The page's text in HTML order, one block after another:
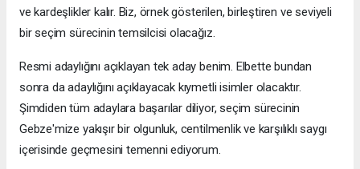
ve kardeşlikler kalır. Biz, örnek gösterilen, birleştiren ve seviyeli
bir seçim sürecinin temsilcisi olacağız.
Resmi adaylığını açıklayan tek aday benim. Elbette bundan
sonra da adaylığını açıklayacak kıymetli isimler olacaktır.
Şimdiden tüm adaylara başarılar diliyor, seçim sürecinin
Gebze'mize yakışır bir olgunluk, centilmenlik ve karşılıklı saygı
içerisinde geçmesini temenni ediyorum.